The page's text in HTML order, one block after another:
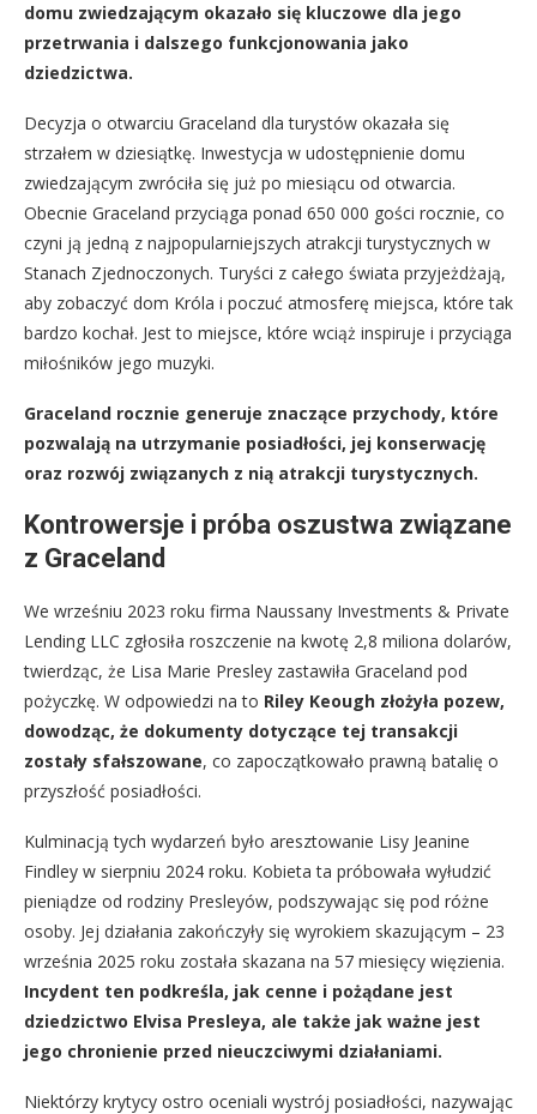
domu zwiedzającym okazało się kluczowe dla jego
przetrwania i dalszego funkcjonowania jako
dziedzictwa.
Decyzja o otwarciu Graceland dla turystów okazała się
strzałem w dziesiątkę. Inwestycja w udostępnienie domu
zwiedzającym zwróciła się już po miesiącu od otwarcia.
Obecnie Graceland przyciąga ponad 650 000 gości rocznie, co
czyni ją jedną z najpopularniejszych atrakcji turystycznych w
Stanach Zjednoczonych. Turyści z całego świata przyjeżdżają,
aby zobaczyć dom Króla i poczuć atmosferę miejsca, które tak
bardzo kochał. Jest to miejsce, które wciąż inspiruje i przyciąga
miłośników jego muzyki.
Graceland rocznie generuje znaczące przychody, które
pozwalają na utrzymanie posiadłości, jej konserwację
oraz rozwój związanych z nią atrakcji turystycznych.
Kontrowersje i próba oszustwa związane
z Graceland
We wrześniu 2023 roku firma Naussany Investments & Private
Lending LLC zgłosiła roszczenie na kwotę 2,8 miliona dolarów,
twierdząc, że Lisa Marie Presley zastawiła Graceland pod
pożyczkę. W odpowiedzi na to Riley Keough złożyła pozew,
dowodząc, że dokumenty dotyczące tej transakcji
zostały sfałszowane, co zapoczątkowało prawną batalię o
przyszłość posiadłości.
Kulminacją tych wydarzeń było aresztowanie Lisy Jeanine
Findley w sierpniu 2024 roku. Kobieta ta próbowała wyłudzić
pieniądze od rodziny Presleyów, podszywając się pod różne
osoby. Jej działania zakończyły się wyrokiem skazującym – 23
września 2025 roku została skazana na 57 miesięcy więzienia.
Incydent ten podkreśla, jak cenne i pożądane jest
dziedzictwo Elvisa Presleya, ale także jak ważne jest
jego chronienie przed nieuczciwymi działaniami.
Niektórzy krytycy ostro oceniali wystrój posiadłości, nazywając